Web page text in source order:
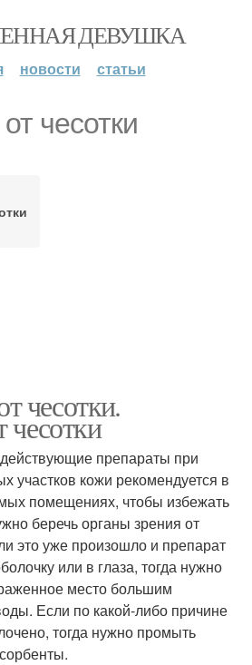
ДЕВУШКА
новости статьи
чесотки
чесотки.
чесотки
препараты при
участков кожи рекомендуется в
помещениях, чтобы избежать
беречь органы зрения от
это уже произошло и препарат
или в глаза, тогда нужно
место большим
Если по какой-либо причине
тогда нужно промыть